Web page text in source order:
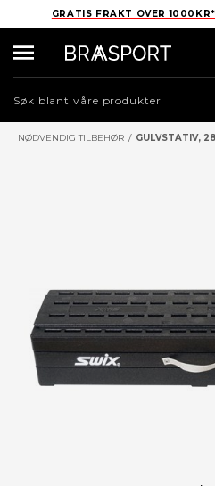
GRATIS FRAKT OVER
NØDVENDIG TILBEHØR / GULVSTATIV,